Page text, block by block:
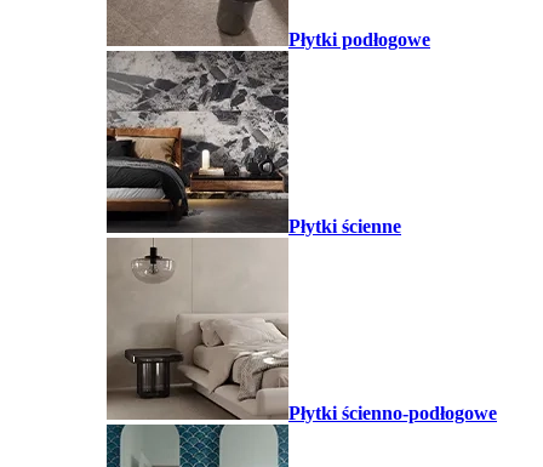
Płytki podłogowe
Płytki ścienne
Płytki ścienno-podłogowe